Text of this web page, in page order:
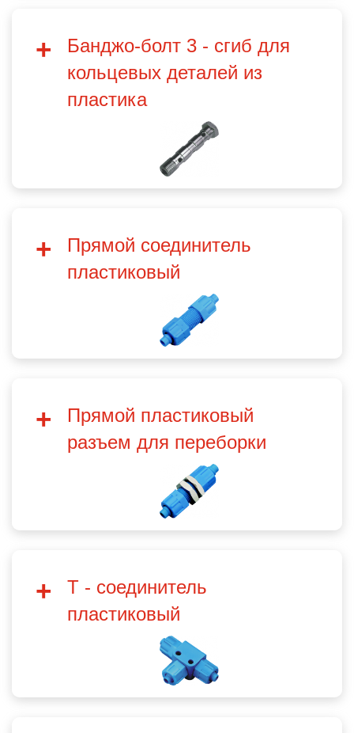
Банджо-болт 3 - сгиб для
кольцевых деталей из
пластика
Прямой соединитель
пластиковый
Прямой пластиковый
разъем для переборки
T - соединитель
пластиковый